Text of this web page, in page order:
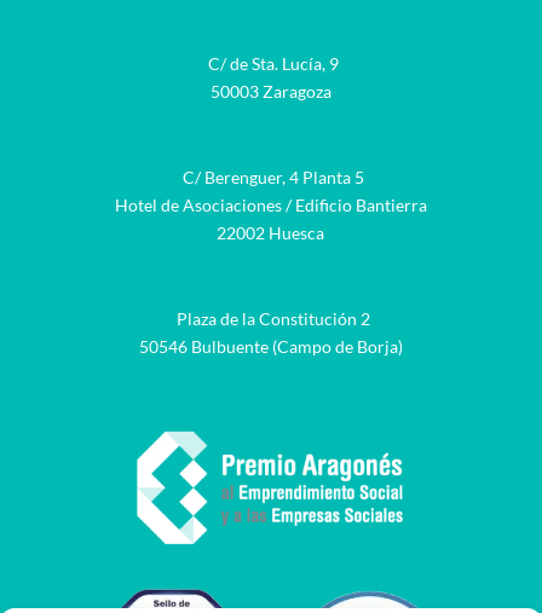
C/ de Sta. Lucía, 9
50003 Zaragoza
C/ Berenguer, 4 Planta 5
Hotel de Asociaciones / Edificio Bantierra
22002 Huesca
Plaza de la Constitución 2
50546 Bulbuente (Campo de Borja)